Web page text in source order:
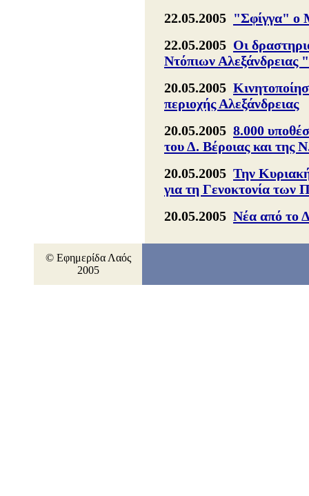
22.05.2005 "Σφίγγα" ο
22.05.2005 Οι
Ντόπιων Αλεξάνδρειας
20.05.2005
περιοχής Αλεξάνδρειας
20.05.2005 8.000
του Δ. Βέροιας και της
20.05.2005 Την
για τη Γενοκτονία των
20.05.2005 Νέα από το
© Εφημερίδα Λαός
2005